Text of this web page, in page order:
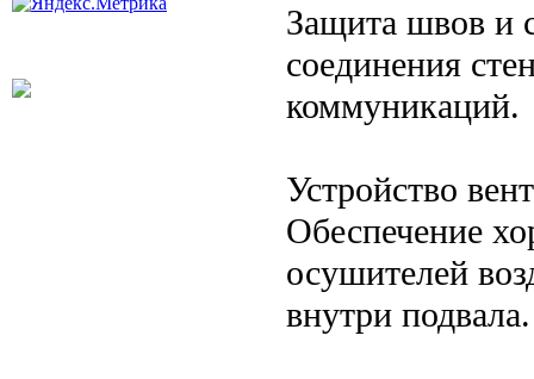
Защита швов и
соединения
коммуникаций.
Устройство
Обеспечение
осушителей
внутри подвала.